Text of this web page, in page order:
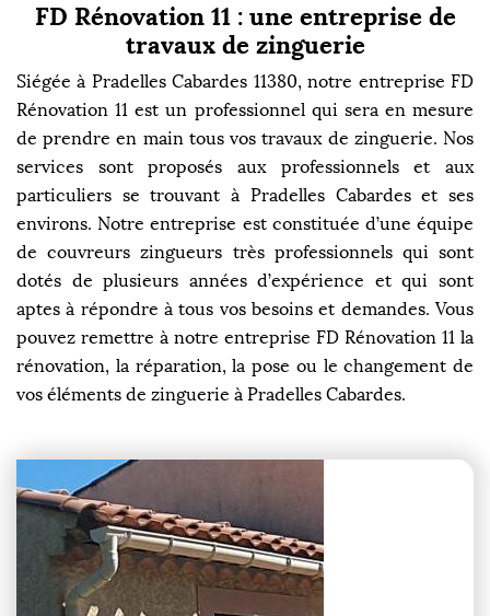
FD Rénovation 11 : une entreprise de
travaux de zinguerie
Siégée à Pradelles Cabardes 11380, notre entreprise FD
Rénovation 11 est un professionnel qui sera en mesure
de prendre en main tous vos travaux de zinguerie. Nos
services sont proposés aux professionnels et aux
particuliers se trouvant à Pradelles Cabardes et ses
environs. Notre entreprise est constituée d’une équipe
de couvreurs zingueurs très professionnels qui sont
dotés de plusieurs années d’expérience et qui sont
aptes à répondre à tous vos besoins et demandes. Vous
pouvez remettre à notre entreprise FD Rénovation 11 la
rénovation, la réparation, la pose ou le changement de
vos éléments de zinguerie à Pradelles Cabardes.